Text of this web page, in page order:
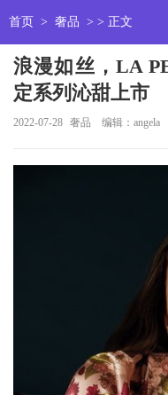
首页 > 奢品 > > 正文
浪漫如丝，LA
定系列沁甜上市
2022-07-28 奢品 编辑：angela